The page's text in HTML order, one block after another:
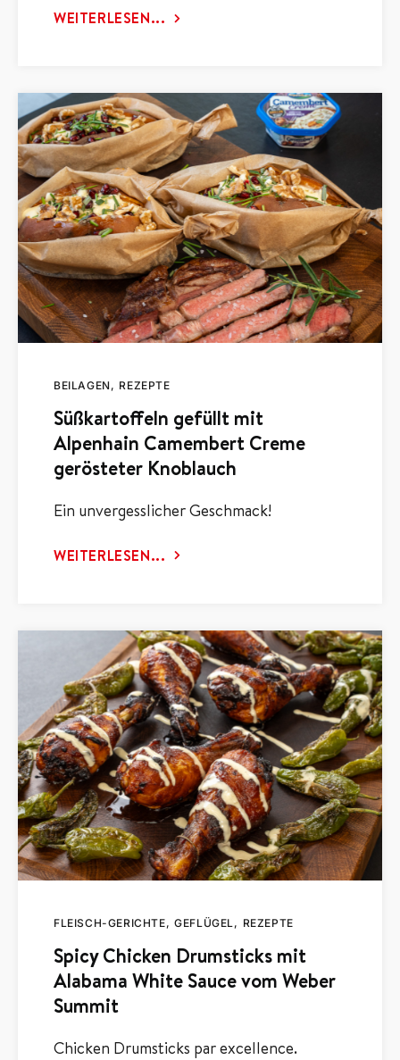
WEITERLESEN...
BEILAGEN REZEPTE
Süßkartoffeln gefüllt mit
Alpenhain Camembert Creme
gerösteter Knoblauch
Ein unvergesslicher Geschmack!
WEITERLESEN...
FLEISCH-GERICHTE GEFLÜGEL REZEPTE
Spicy Chicken Drumsticks mit
Alabama White Sauce vom Weber
Summit
Chicken Drumsticks par excellence.